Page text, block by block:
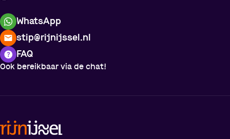
WhatsApp
stip@rijnijssel.nl
FAQ
Ook bereikbaar via de chat!